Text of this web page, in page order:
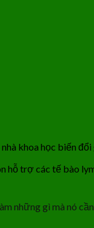
khoa học biến
trợ các tế bào
những gì mà nó